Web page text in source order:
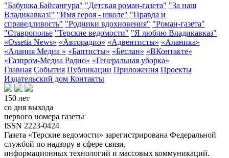
"Бабушка Байсангура" "Детская роман-газета" "За наш
Владикавказ!" "Имя героя - школе" "Правда и
справедливость" "Родники вдохновения" "Роман-газета"
"Ставрополье "Терские ведомости" "Я люблю Владикавказ"
«Ossetia News» «Авторадио» «Адвентисты» «Аланика»
«Алания Медиа » «Баптисты» «Беслан» «ВКонтакте»
«Газпром-Медиа Радио» «Генеральная уборка»
Главная События Публикации Приложения Проекты
Издательский дом Контакты
150 лет
со дня выхода
первого номера газеты
ISSN 2223-0424
Газета «Терские ведомости» зарегистрирована Федеральной
службой по надзору в сфере связи,
информационных технологий и массовых коммуникаций.